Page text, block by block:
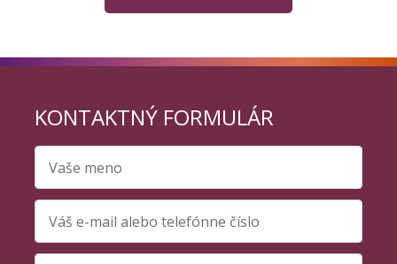
KONTAKTNÝ FORMULÁR
Vaše meno
Váš e-mail alebo telefónne číslo